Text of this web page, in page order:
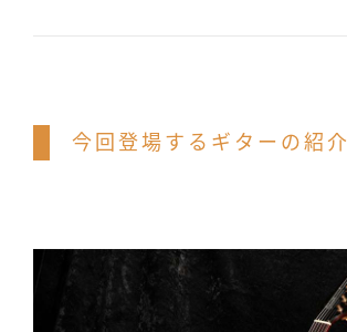
今回登場するギターの紹介